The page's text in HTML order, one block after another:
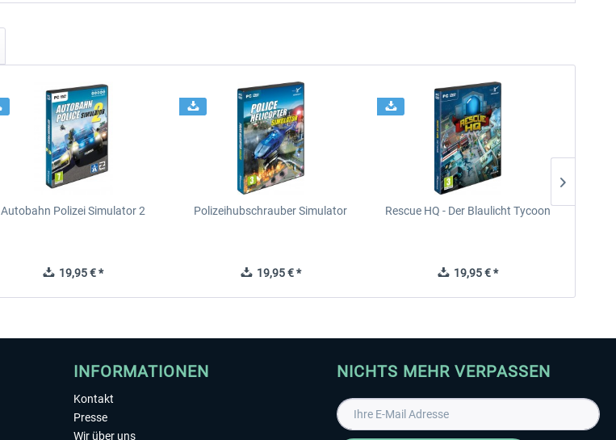
Autobahn Polizei Simulator 2
19,95 € *
Polizeihubschrauber Simulator
19,95 € *
Rescue HQ - Der Blaulicht Tycoon
19,95 € *
INFORMATIONEN
Kontakt
Presse
Wir über uns
NICHTS MEHR VERPASSEN